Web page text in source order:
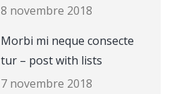
8 novembre 2018
Morbi mi neque consecte
tur – post with lists
7 novembre 2018